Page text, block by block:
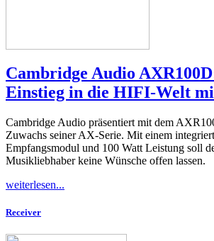
Cambridge Audio
Einstieg in die HIFI-Welt
Cambridge Audio präsentiert mit dem
Zuwachs seiner AX-Serie. Mit einem
Empfangsmodul und 100 Watt Leistung soll
Musikliebhaber keine Wünsche offen lassen.
weiterlesen...
Receiver